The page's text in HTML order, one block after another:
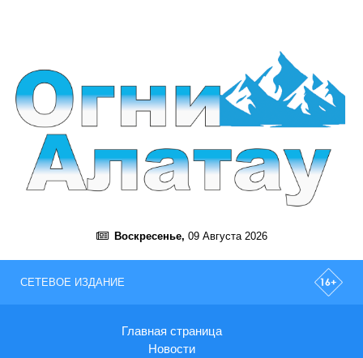
Воскресенье, 09 Августа 2026
СЕТЕВОЕ ИЗДАНИЕ
Главная страница
Новости